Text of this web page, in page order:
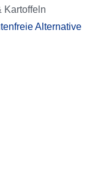
Kartoffeln
Alternative